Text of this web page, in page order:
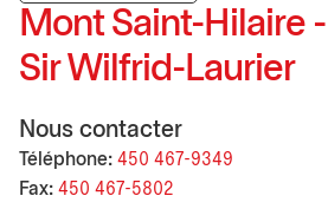
Mont Saint-Hilaire
Sir Wilfrid-Laurier
Nous contacter
Téléphone: 450 467-9349
Fax: 450 467-5802